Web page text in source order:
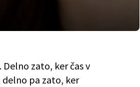
zato, ker čas v
pa zato, ker